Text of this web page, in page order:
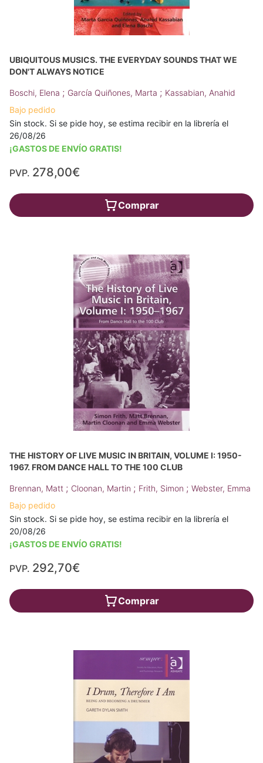
UBIQUITOUS MUSICS. THE EVERYDAY SOUNDS THAT WE
DON'T ALWAYS NOTICE
Boschi, Elena ; García Quiñones, Marta ; Kassabian, Anahid
Bajo pedido
Sin stock. Si se pide hoy, se estima recibir en la librería el
26/08/26
¡GASTOS DE ENVÍO GRATIS!
PVP. 278,00€
Comprar
THE HISTORY OF LIVE MUSIC IN BRITAIN, VOLUME I: 1950-
1967. FROM DANCE HALL TO THE 100 CLUB
Brennan, Matt ; Cloonan, Martin ; Frith, Simon ; Webster, Emma
Bajo pedido
Sin stock. Si se pide hoy, se estima recibir en la librería el
20/08/26
¡GASTOS DE ENVÍO GRATIS!
PVP. 292,70€
Comprar